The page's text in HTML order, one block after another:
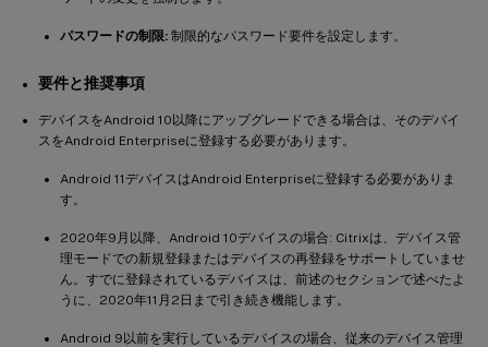
パスワードの制限: 制限的なパスワード要件を設定します。
要件と推奨事項
デバイスをAndroid 10以降にアップグレードできる場合は、そのデバイ
スをAndroid Enterpriseに登録する必要があります。
Android 11デバイスはAndroid Enterpriseに登録する必要がありま
す。
2020年9月以降、Android 10デバイスの場合: Citrixは、デバイス管
理モードでの新規登録またはデバイスの再登録をサポートしていませ
ん。すでに登録されているデバイスは、前述のセクションで述べたよ
うに、2020年11月2日まで引き続き機能します。
Android 9以前を実行しているデバイスの場合、従来のデバイス管理